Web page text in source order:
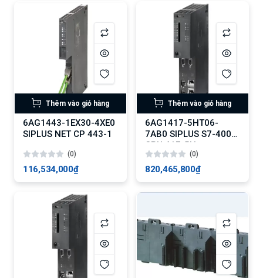
Thêm vào giỏ hàng
6AG1443-1EX30-4XE0
SIPLUS NET CP 443-1
(0)
116,534,000₫
Thêm vào giỏ hàng
6AG1417-5HT06-
7AB0 SIPLUS S7-400
CPU 417-5H
(0)
820,465,800₫